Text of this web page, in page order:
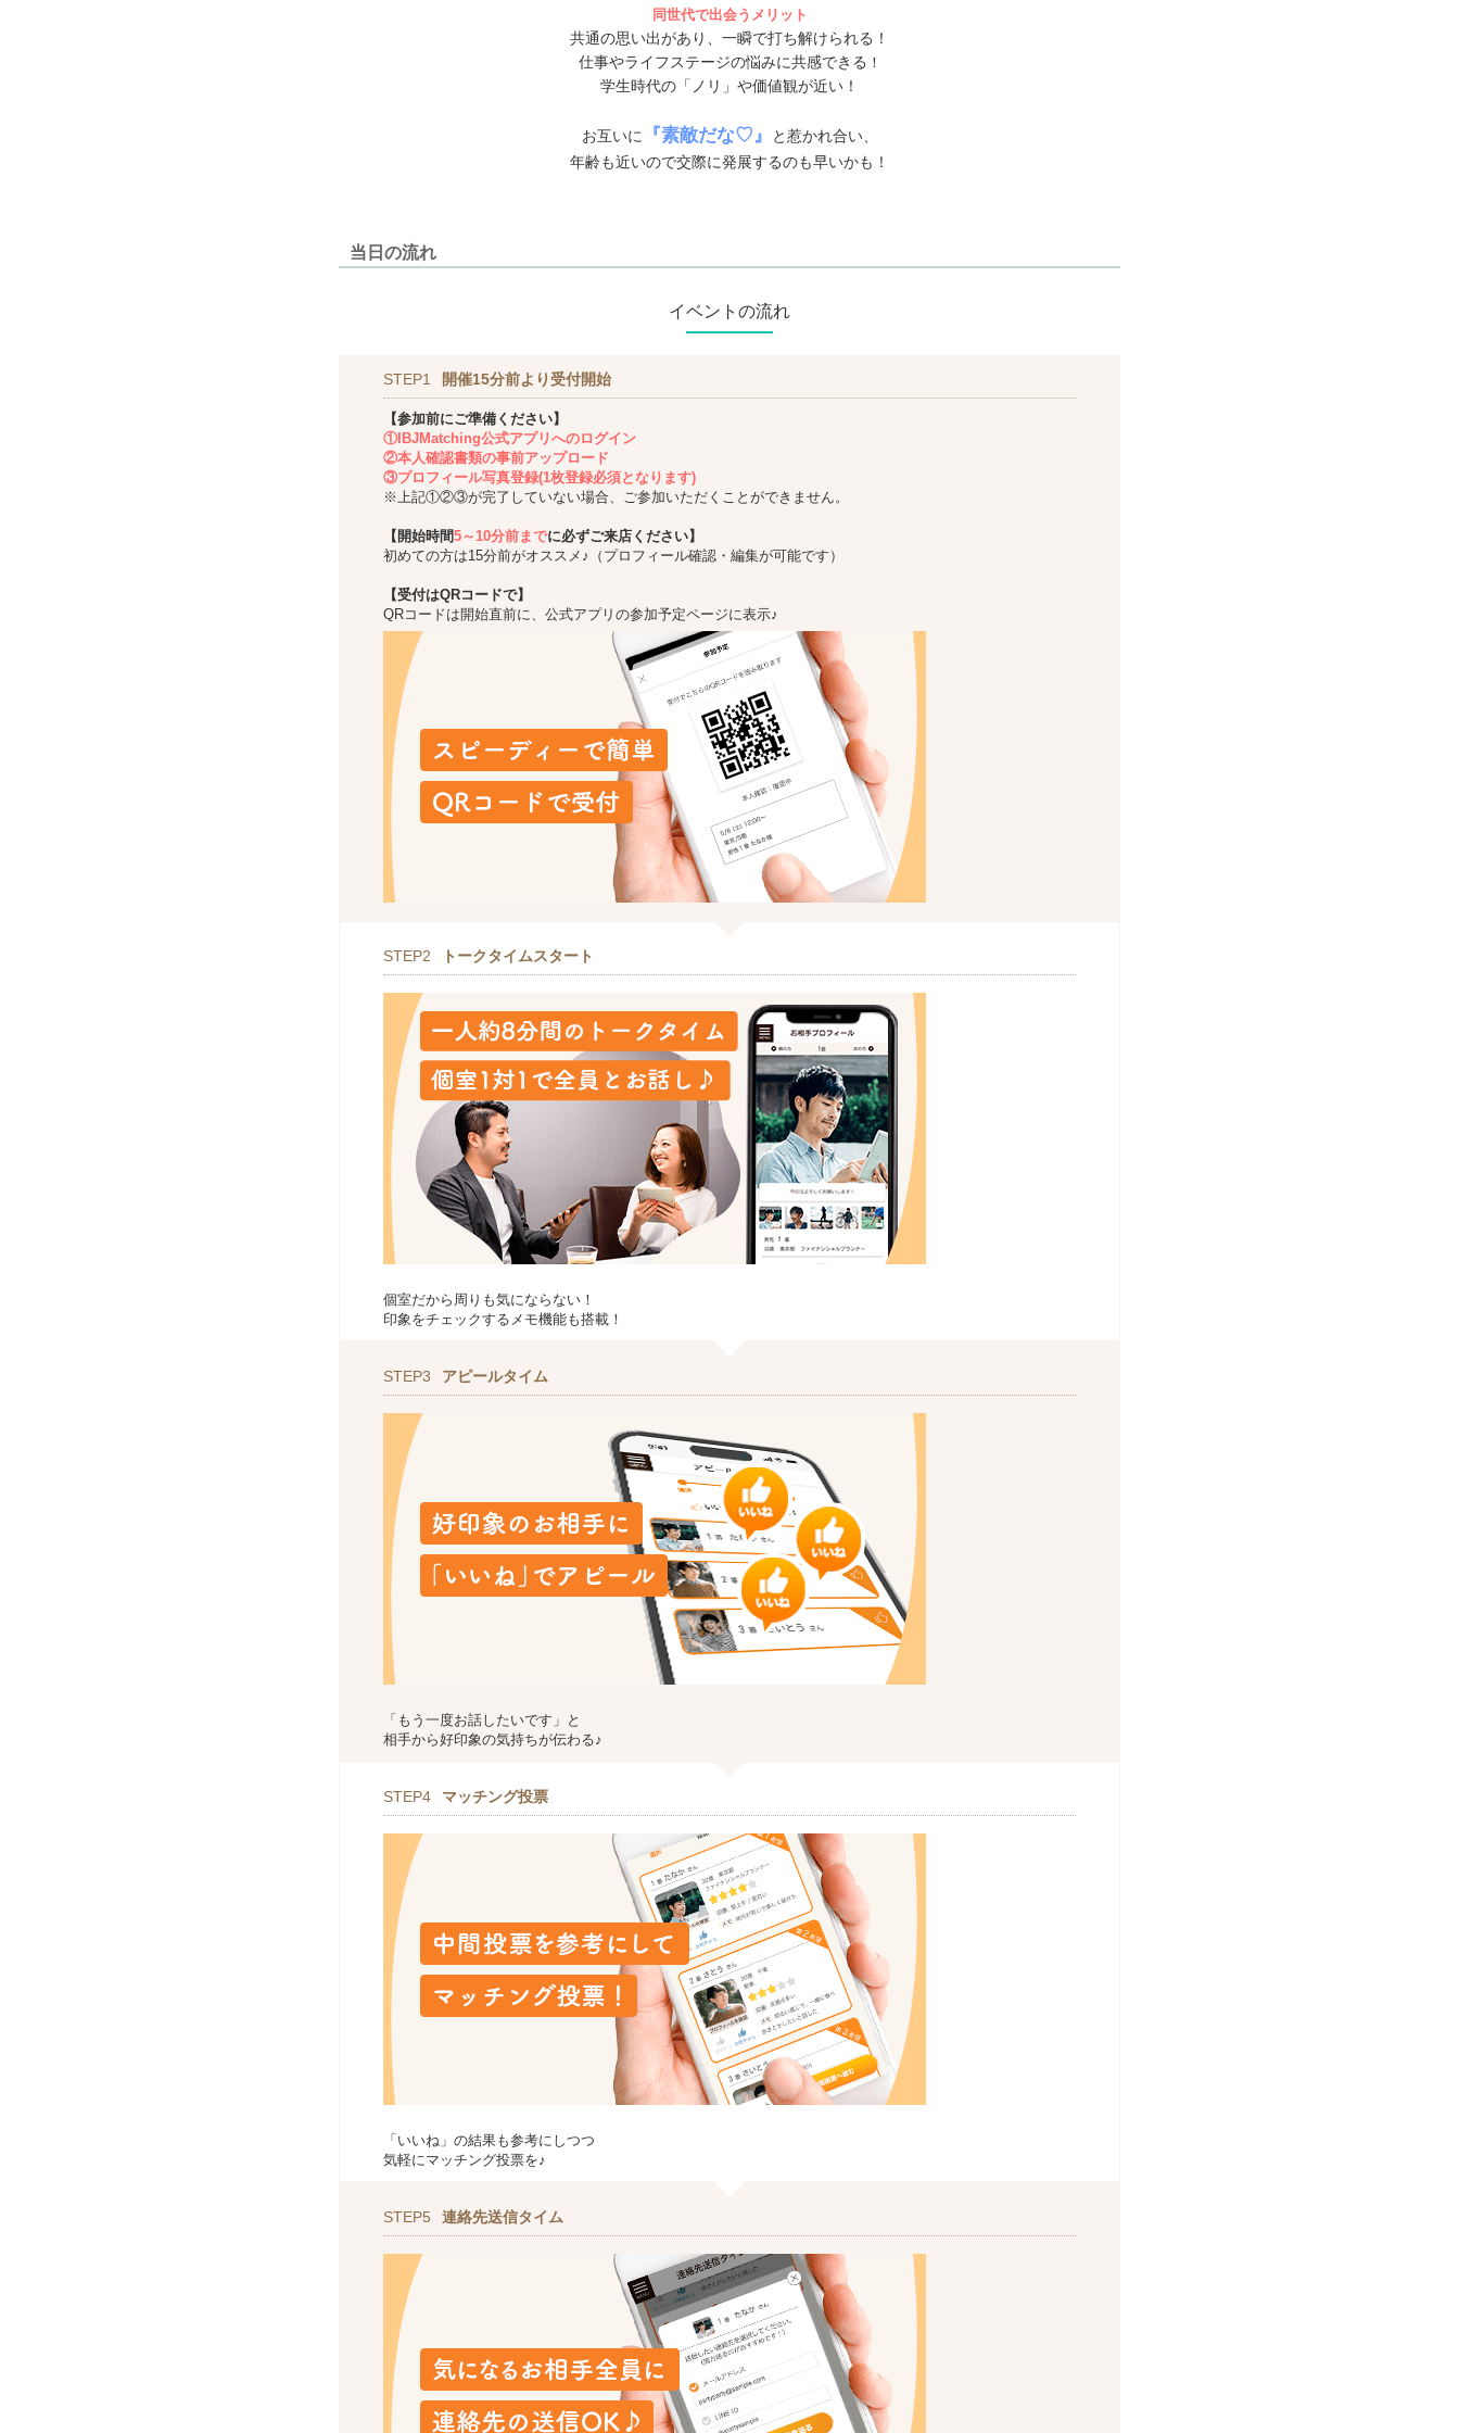
同世代で出会うメリット
共通の思い出があり、一瞬で打ち解けられる！
仕事やライフステージの悩みに共感できる ！
学生時代の「ノリ」や価値観が近い！
お互いに 『素敵だな♡』
と惹かれ合い、
年齢も近いので交際に発展するのも早いかも！
当日の流れ
イベントの流れ
STEP1 開催15分前より受付開始
【参加前にご準備ください】
①IBJMatching公式アプリへのログイン
②本人確認書類の事前アップロード
③プロフィール写真登録(1枚登録必須となります)
※上記①②③が完了していない場合、ご参加いただくことができません。
【開始時間5～10分前までに必ずご来店ください】
初めての方は15分前がオススメ♪（プロフィール確認・編集が可能です）
【受付はQRコードで】
QRコードは開始直前に、公式アプリの参加予定ページに表示♪
STEP2 トークタイムスタート
個室だから周りも気にならない！
印象をチェックするメモ機能も搭載！
STEP3 アピールタイム
「もう一度お話したいです」と
相手から好印象の気持ちが伝わる♪
STEP4 マッチング投票
「いいね」の結果も参考にしつつ
気軽にマッチング投票を♪
STEP5 連絡先送信タイム